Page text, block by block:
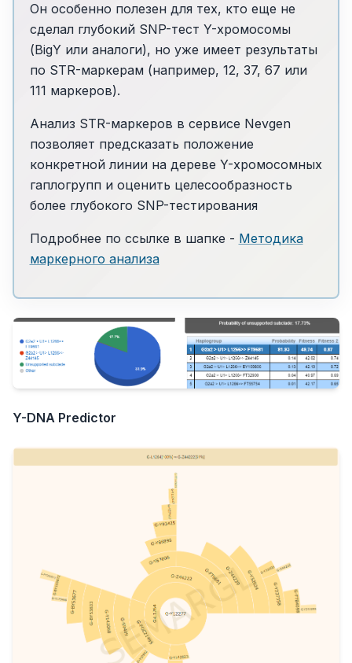
Он особенно полезен для тех, кто еще не
сделал глубокий SNP-тест Y-хромосомы
(BigY или аналоги), но уже имеет результаты
по STR-маркерам (например, 12, 37, 67 или
111 маркеров).
Анализ STR-маркеров в сервисе Nevgen
позволяет предсказать положение
конкретной линии на дереве Y-хромосомных
гаплогрупп и оценить целесообразность
более глубокого SNP-тестирования
Подробнее по ссылке в шапке - Методика
маркерного анализа
Y-DNA Predictor